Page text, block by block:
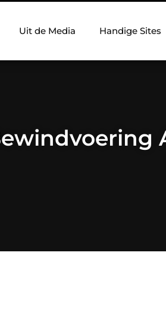
Uit de Media Handige Sites